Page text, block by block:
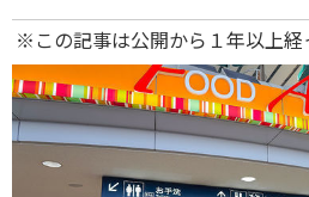
※この記事は公開から１年以上経